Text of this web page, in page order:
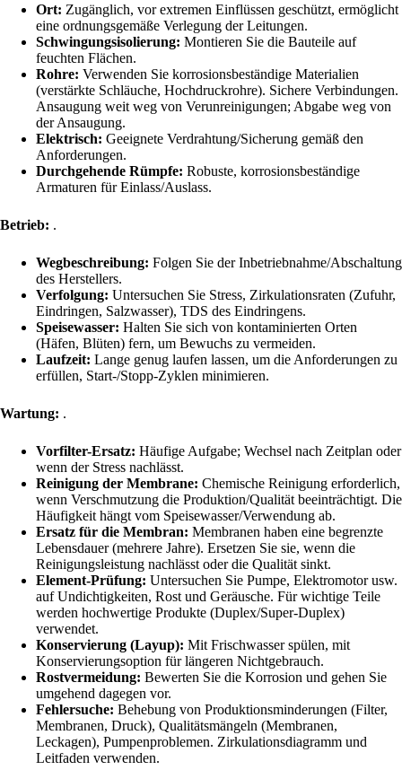
Ort: Zugänglich, vor extremen Einflüssen geschützt, ermöglicht
eine ordnungsgemäße Verlegung der Leitungen.
Schwingungsisolierung: Montieren Sie die Bauteile auf
feuchten Flächen.
Rohre: Verwenden Sie korrosionsbeständige Materialien
(verstärkte Schläuche, Hochdruckrohre). Sichere Verbindungen.
Ansaugung weit weg von Verunreinigungen; Abgabe weg von
der Ansaugung.
Elektrisch: Geeignete Verdrahtung/Sicherung gemäß den
Anforderungen.
Durchgehende Rümpfe: Robuste, korrosionsbeständige
Armaturen für Einlass/Auslass.
Betrieb: .
Wegbeschreibung: Folgen Sie der Inbetriebnahme/Abschaltung
des Herstellers.
Verfolgung: Untersuchen Sie Stress, Zirkulationsraten (Zufuhr,
Eindringen, Salzwasser), TDS des Eindringens.
Speisewasser: Halten Sie sich von kontaminierten Orten
(Häfen, Blüten) fern, um Bewuchs zu vermeiden.
Laufzeit: Lange genug laufen lassen, um die Anforderungen zu
erfüllen, Start-/Stopp-Zyklen minimieren.
Wartung: .
Vorfilter-Ersatz: Häufige Aufgabe; Wechsel nach Zeitplan oder
wenn der Stress nachlässt.
Reinigung der Membrane: Chemische Reinigung erforderlich,
wenn Verschmutzung die Produktion/Qualität beeinträchtigt. Die
Häufigkeit hängt vom Speisewasser/Verwendung ab.
Ersatz für die Membran: Membranen haben eine begrenzte
Lebensdauer (mehrere Jahre). Ersetzen Sie sie, wenn die
Reinigungsleistung nachlässt oder die Qualität sinkt.
Element-Prüfung: Untersuchen Sie Pumpe, Elektromotor usw.
auf Undichtigkeiten, Rost und Geräusche. Für wichtige Teile
werden hochwertige Produkte (Duplex/Super-Duplex)
verwendet.
Konservierung (Layup): Mit Frischwasser spülen, mit
Konservierungsoption für längeren Nichtgebrauch.
Rostvermeidung: Bewerten Sie die Korrosion und gehen Sie
umgehend dagegen vor.
Fehlersuche: Behebung von Produktionsminderungen (Filter,
Membranen, Druck), Qualitätsmängeln (Membranen,
Leckagen), Pumpenproblemen. Zirkulationsdiagramm und
Leitfaden verwenden.